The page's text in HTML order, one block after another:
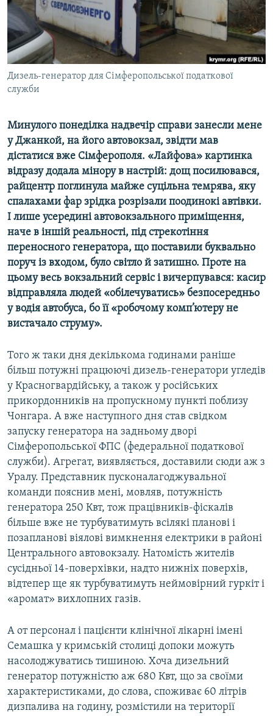
ВІДЕОУРОКИ «ELIFBE»
СВІДЧЕННЯ ОКУПАЦІЇ
УКРАЇНСЬКА ПРОБЛЕМА КРИМУ
ІНФОГРАФІКА
Русский
Qırımtatar
ДОЛУЧАЙСЯ!
Усі сайти RFE/RL
Дизель-генератор для Сімферопольської податкової
служби
Минулого понеділка надвечір справи занесли мене
у Джанкой, на його автовокзал, звідти мав
дістатися вже Сімферополя. «Лайфова» картинка
відразу додала мінору в настрій: дощ посилювався,
райцентр поглинула майже суцільна темрява, яку
спалахами фар зрідка розрізали поодинокі автівки.
І лише усередині автовокзального приміщення,
наче в іншій реальності, під стрекотіння
переносного генератора, що поставили буквально
поруч із входом, було світло й затишно. Проте на
цьому весь вокзальний сервіс і вичерпувався: касир
відправляла людей «обілечуватись» безпосередньо
у водія автобуса, бо її «робочому комп’ютеру не
вистачало струму».
Того ж таки дня декількома годинами раніше
більш потужні працюючі дизель-генератори угледів
у Красногвардійську, а також у російських
прикордонників на пропускному пункті поблизу
Чонгара. А вже наступного дня став свідком
запуску генератора на задньому дворі
Сімферопольської ФПС (федеральної податкової
служби). Агрегат, виявляється, доставили сюди аж з
Уралу. Представник пусконалагоджувальної
команди пояснив мені, мовляв, потужність
генератора 250 Квт, тож працівників-фіскалів
більше вже не турбуватимуть всілякі планові і
позапланові віялові вимкнення електрики в районі
Центрального автовокзалу. Натомість жителів
сусідньої 14-поверхівки, надто нижніх поверхів,
відтепер ще як турбуватимуть неймовірний гуркіт і
«аромат» вихлопних газів.
А от персонал і пацієнти клінічної лікарні імені
Семашка у кримській столиці допоки можуть
насолоджуватись тишиною. Хоча дизельний
генератор потужністю аж 680 Квт, що за своїми
характеристиками, до слова, споживає 60 літрів
дизпалива на годину, розмістили на території